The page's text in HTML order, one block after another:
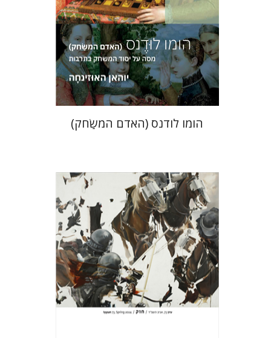
הנחת אתר ספר מודפס
$40
$36
הומו לודנס (האדם המשַׂחק)
חגי כנען